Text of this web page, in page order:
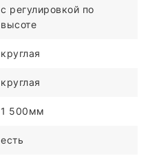
c регулировкой по
высоте
круглая
круглая
1 500мм
есть